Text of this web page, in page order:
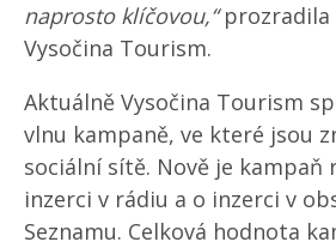
naprosto klíčovou,“prozradila
Vysočina Tourism.
Aktuálně Vysočina Tourism
vlnu kampaně, ve které jsou
sociální sítě. Nově je kampaň
inzerci v rádiu a o inzerci v
Seznamu. Celková hodnota